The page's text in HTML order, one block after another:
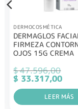
DERMOCOSMÉTICA
DERMAGLOS
FIRMEZA
OJOS 15G CREMA
$47.596,00
El
precio
original
era:
$ 47.596,00.
$ 33.317,00El
precio
es:
$
LEER MÁS